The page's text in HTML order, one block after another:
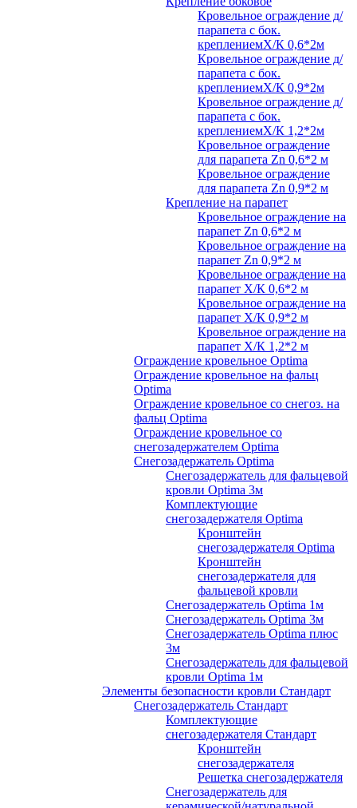
Кровельное ограждение д/
парапета с бок.
креплениемХ/К 0,6*2м
Кровельное ограждение д/
парапета с бок.
креплениемХ/К 0,9*2м
Кровельное ограждение д/
парапета с бок.
креплениемХ/К 1,2*2м
Кровельное ограждение
для парапета Zn 0,6*2 м
Кровельное ограждение
для парапета Zn 0,9*2 м
Крепление на парапет
Кровельное ограждение на
парапет Zn 0,6*2 м
Кровельное ограждение на
парапет Zn 0,9*2 м
Кровельное ограждение на
парапет Х/К 0,6*2 м
Кровельное ограждение на
парапет Х/К 0,9*2 м
Кровельное ограждение на
парапет Х/К 1,2*2 м
Ограждение кровельное Optima
Ограждение кровельное на фальц
Optima
Ограждение кровельное со снегоз. на
фальц Optima
Ограждение кровельное со
снегозадержателем Optima
Снегозадержатель Optima
Снегозадержатель для фальцевой
кровли Optima 3м
Комплектующие
снегозадержателя Optima
Кронштейн
снегозадержателя Optima
Кронштейн
снегозадержателя для
фальцевой кровли
Снегозадержатель Optima 1м
Снегозадержатель Optima 3м
Снегозадержатель Optima плюс
3м
Снегозадержатель для фальцевой
кровли Optima 1м
Элементы безопасности кровли Стандарт
Снегозадержатель Стандарт
Комплектующие
снегозадержателя Стандарт
Кронштейн
снегозадержателя
Решетка снегозадержателя
Снегозадержатель для